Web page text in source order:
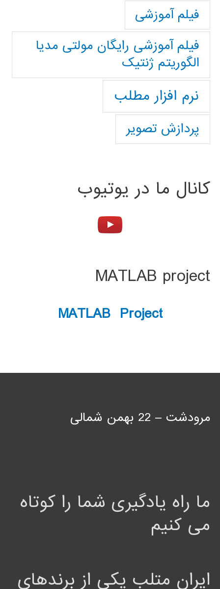
فیلم آموزشی
فیلم آموزشی رایگان مولتی مدیا
الگوریتم ژنتیک
نرم افزار مطلب
پردازش تصویر
کانال ما در یوتیوب
MATLAB project
MATLAB Project
مرودشت – 22 بهمن شمالی
ما راه یادگیری شما را کوتاه
می کنیم
ایران متلب یکی از برندهای